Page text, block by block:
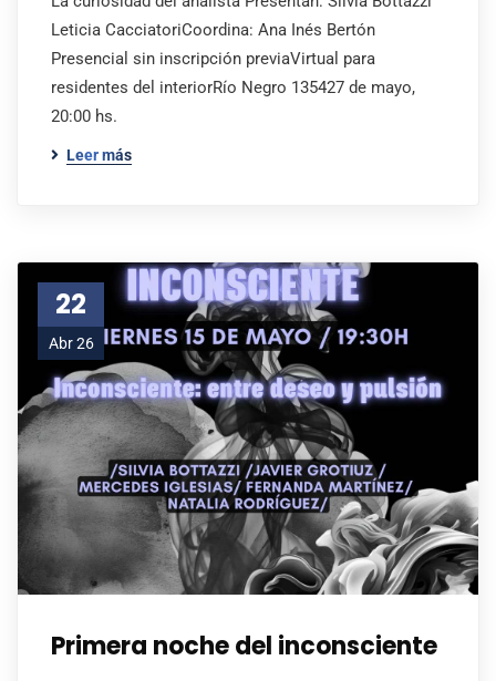
Leticia CacciatoriCoordina: Ana Inés Bertón
Presencial sin inscripción previaVirtual para
residentes del interiorRío Negro 135427 de mayo,
20:00 hs.
Leer más
22
Abr 26
Primera noche del inconsciente